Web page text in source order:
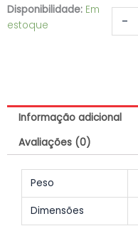
Disponibilidade: Em
estoque
-
de
Unha
-
Informação adicional
Avaliações (0)
Peso
Dimensões